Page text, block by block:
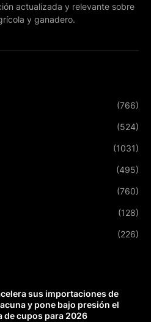
actualizada y relevante sobre
y ganadero.
(766)
(524)
(1031)
(495)
(760)
(128)
(226)
sus importaciones de
y pone bajo presión el
de cupos para 2026